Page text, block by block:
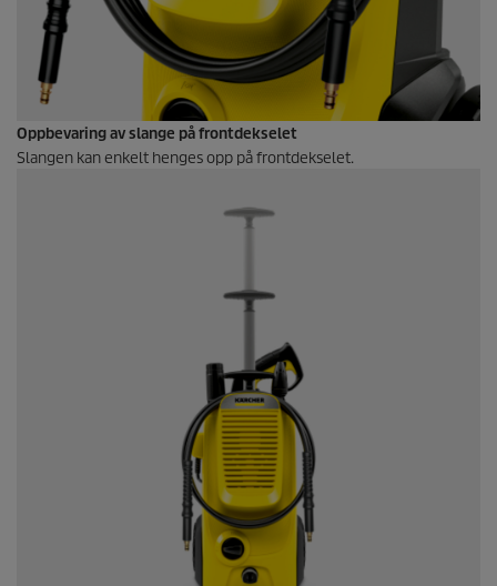
Oppbevaring av slange på frontdekselet
Slangen kan enkelt henges opp på frontdekselet.